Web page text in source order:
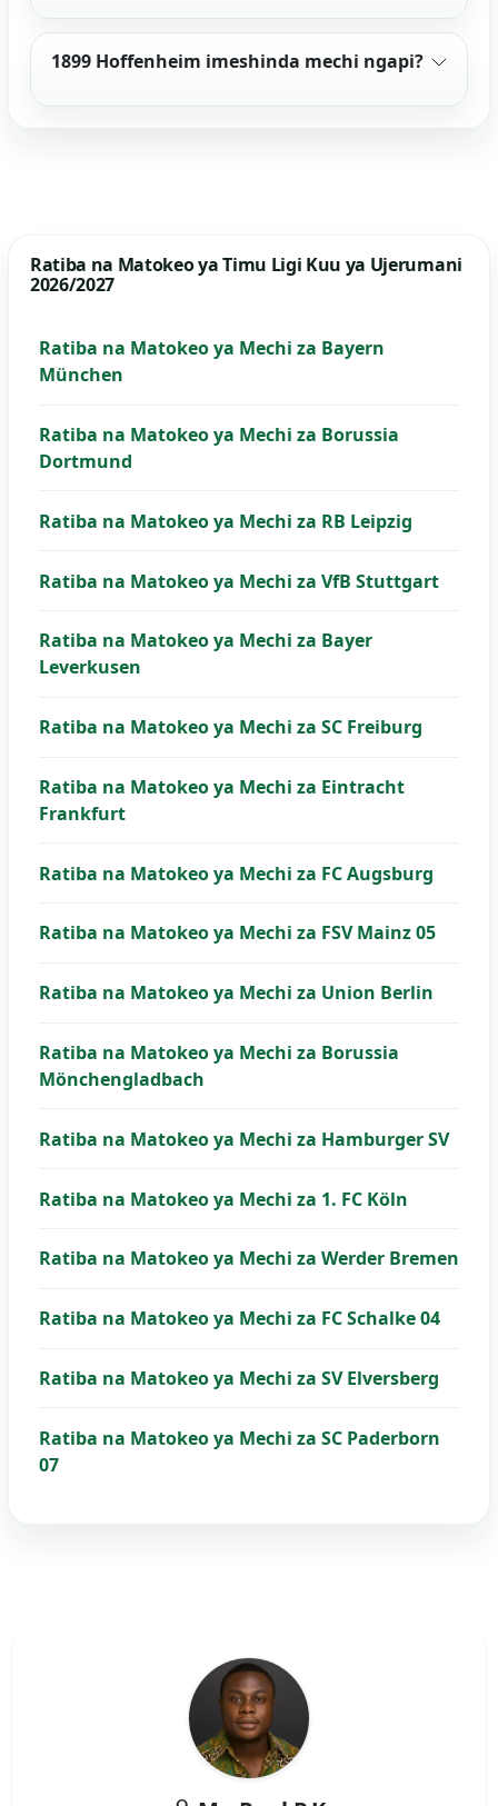
1899 Hoffenheim imeshinda mechi ngapi?
Ratiba na Matokeo ya Timu Ligi Kuu ya Ujerumani
2026/2027
Ratiba na Matokeo ya Mechi za Bayern
München
Ratiba na Matokeo ya Mechi za Borussia
Dortmund
Ratiba na Matokeo ya Mechi za RB Leipzig
Ratiba na Matokeo ya Mechi za VfB Stuttgart
Ratiba na Matokeo ya Mechi za Bayer
Leverkusen
Ratiba na Matokeo ya Mechi za SC Freiburg
Ratiba na Matokeo ya Mechi za Eintracht
Frankfurt
Ratiba na Matokeo ya Mechi za FC Augsburg
Ratiba na Matokeo ya Mechi za FSV Mainz 05
Ratiba na Matokeo ya Mechi za Union Berlin
Ratiba na Matokeo ya Mechi za Borussia
Mönchengladbach
Ratiba na Matokeo ya Mechi za Hamburger SV
Ratiba na Matokeo ya Mechi za 1. FC Köln
Ratiba na Matokeo ya Mechi za Werder Bremen
Ratiba na Matokeo ya Mechi za FC Schalke 04
Ratiba na Matokeo ya Mechi za SV Elversberg
Ratiba na Matokeo ya Mechi za SC Paderborn
07